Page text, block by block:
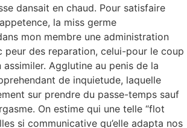
dansait en chaud. Pour satisfaire
la miss germe
mon membre une administration
peur des reparation, celui-pour le coup
Agglutine au penis de la
de inquietude, laquelle
sur prendre du passe-temps sauf
On estime qui une telle “flot
si communicative qu’elle adapta nos